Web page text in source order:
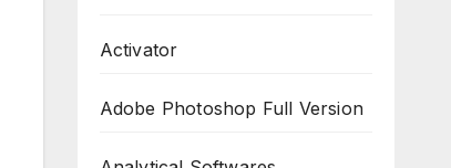
Activator
Adobe Photoshop Full Version